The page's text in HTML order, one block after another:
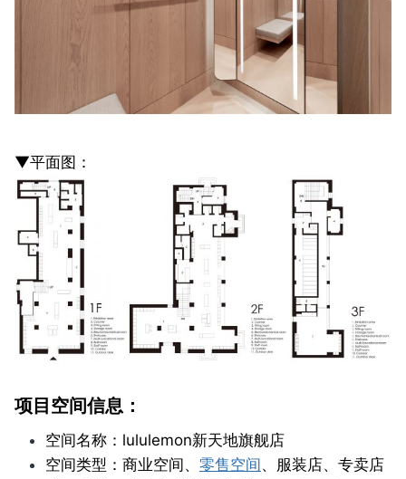
▼平面图：
项目空间信息：
空间名称：lululemon新天地旗舰店
空间类型：商业空间、 零售空间、服装店、专卖店